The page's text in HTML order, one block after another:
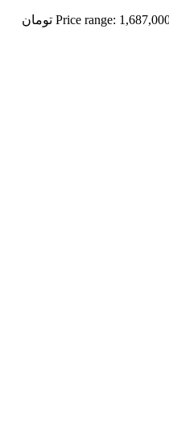
Price range: 1,687,000 تومان